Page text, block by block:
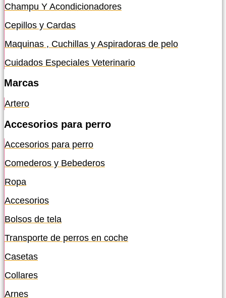
Champu Y Acondicionadores
Cepillos y Cardas
Maquinas , Cuchillas y Aspiradoras de pelo
Cuidados Especiales Veterinario
Marcas
Artero
Accesorios para perro
Accesorios para perro
Comederos y Bebederos
Ropa
Accesorios
Bolsos de tela
Transporte de perros en coche
Casetas
Collares
Arnes